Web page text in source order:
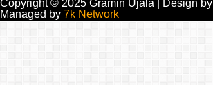
Copyright © 2025 Gramin Ujala | Design by
Managed by 7k Network